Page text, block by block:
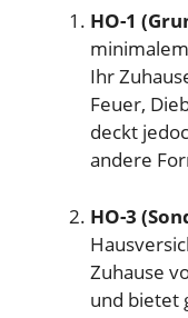
HO-1
Ihr
Feuer,
deckt
andere
HO-3
Zuhause
und bietet